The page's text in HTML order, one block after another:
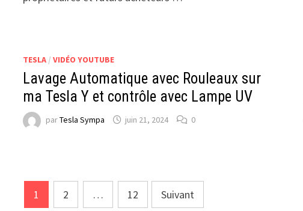
TESLA /VIDÉO YOUTUBE
Lavage Automatique avec Rouleaux sur
ma Tesla Y et contrôle avec Lampe UV
parTesla Sympa juin 21, 2024 0
Pagination
1 2 … 12 Suivant